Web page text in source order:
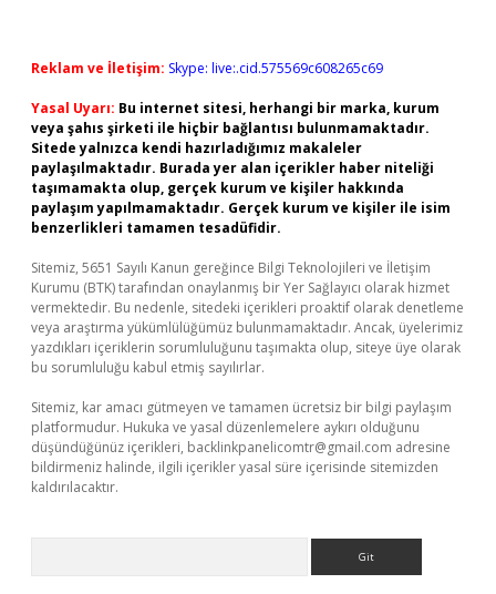
Reklam ve İletişim: Skype: live:.cid.575569c608265c69
Yasal Uyarı: Bu internet sitesi, herhangi bir marka, kurum
veya şahıs şirketi ile hiçbir bağlantısı bulunmamaktadır.
Sitede yalnızca kendi hazırladığımız makaleler
paylaşılmaktadır. Burada yer alan içerikler haber niteliği
taşımamakta olup, gerçek kurum ve kişiler hakkında
paylaşım yapılmamaktadır. Gerçek kurum ve kişiler ile isim
benzerlikleri tamamen tesadüfidir.
Sitemiz, 5651 Sayılı Kanun gereğince Bilgi Teknolojileri ve İletişim
Kurumu (BTK) tarafından onaylanmış bir Yer Sağlayıcı olarak hizmet
vermektedir. Bu nedenle, sitedeki içerikleri proaktif olarak denetleme
veya araştırma yükümlülüğümüz bulunmamaktadır. Ancak, üyelerimiz
yazdıkları içeriklerin sorumluluğunu taşımakta olup, siteye üye olarak
bu sorumluluğu kabul etmiş sayılırlar.
Sitemiz, kar amacı gütmeyen ve tamamen ücretsiz bir bilgi paylaşım
platformudur. Hukuka ve yasal düzenlemelere aykırı olduğunu
düşündüğünüz içerikleri, backlinkpanelicomtr@gmail.com adresine
bildirmeniz halinde, ilgili içerikler yasal süre içerisinde sitemizden
kaldırılacaktır.